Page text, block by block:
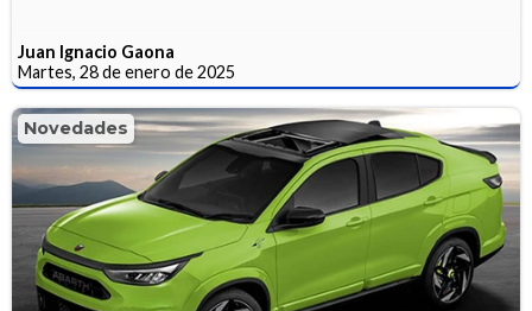
Juan Ignacio Gaona
Martes, 28 de enero de 2025
Novedades